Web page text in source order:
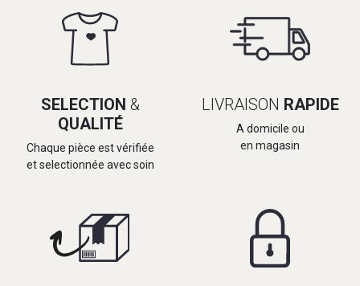
SELECTION &
QUALITÉ
Chaque pièce est vérifiée
et selectionnée avec soin
LIVRAISON RAPIDE
A domicile ou
en magasin